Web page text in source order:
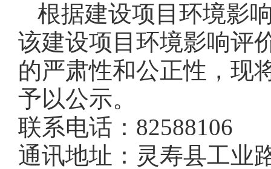
根据建设项目环境影
该建设项目环境影响评
的严肃性和公正性，现
予以公示。
联系电话：82588106
通讯地址：灵寿县工业